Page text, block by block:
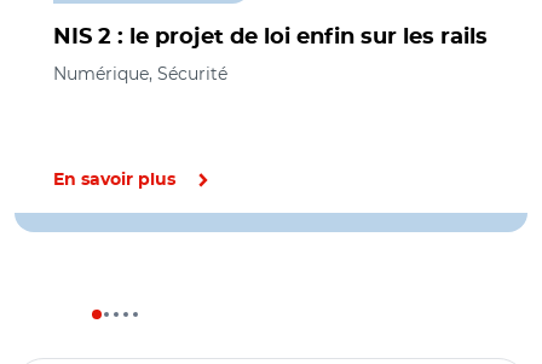
NIS 2 : le projet de loi enfin sur les rails
Numérique, Sécurité
En savoir plus